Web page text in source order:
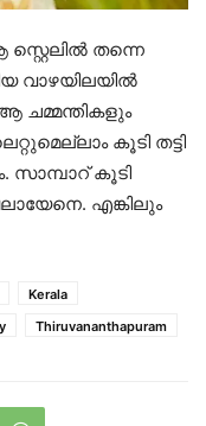
തന്നെ
വാഴയിലയിൽ
ചമ്മന്തികളും
കൂടി തട്ടി
സാമ്പാറ് കൂടി
എങ്കിലും
Kerala
Thiruvananthapuram